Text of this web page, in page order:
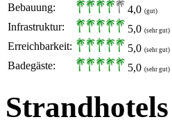
Bebauung: 4,0 (gut)
Infrastruktur: 5,0 (sehr gut)
Erreichbarkeit: 5,0 (sehr gut)
Badegäste: 5,0 (sehr gut)